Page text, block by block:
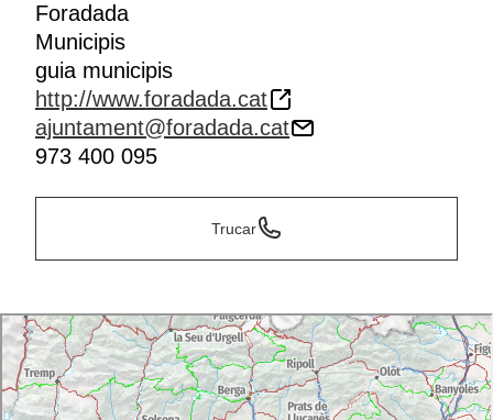
Foradada
Municipis
guia municipis
http://www.foradada.cat
ajuntament@foradada.cat
973 400 095
Trucar